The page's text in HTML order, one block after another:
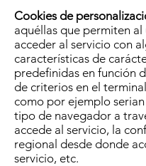
Cookies de
aquéllas que permiten al
acceder al servicio con
características de
predefinidas en función
de criterios en el
como por ejemplo
tipo de navegador a
accede al servicio, la
regional desde donde
servicio, etc.